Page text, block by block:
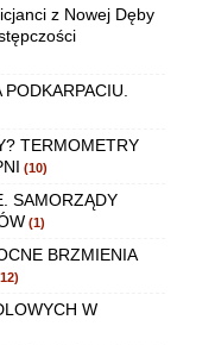
z Nowej Dęby
TERMOMETRY
(10)
SAMORZĄDY
(1)
BRZMIENIA
W